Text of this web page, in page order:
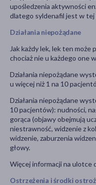
upośledzenia aktywności
dlatego syldenafil jest w tej
Działania niepożądane
Jak każdy lek, lek ten może
chociaż nie u każdego one
Działania niepożądane
u więcej niż 1 na 10
Działania niepożądane
10 pacjentów): nudności,
gorąca (objawy obejmują
niestrawność, widzenie z
widzenie, zaburzenia
głowy.
Więcej informacji na ulotce
Ostrzeżenia i środki